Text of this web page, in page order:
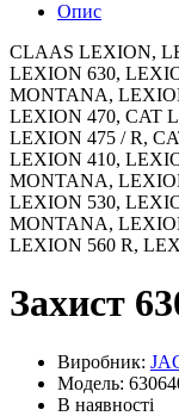
Опис
CLAAS LEXION,
LEXION 630,
MONTANA,
LEXION 470, CAT
LEXION 475 / R,
LEXION 410,
MONTANA,
LEXION 530,
MONTANA,
LEXION 560 R,
Захист
Виробник:
Модель:
В наявності